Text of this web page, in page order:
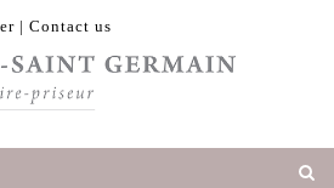
| Contact us